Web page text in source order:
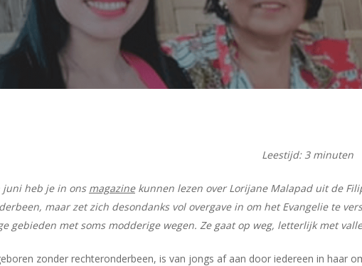
Leestijd: 3 minuten
juni heb je in ons magazinekunnen lezen over Lorijane Malapad uit de
maar zet zich desondanks vol overgave in om het Evangelie te
gebieden met soms modderige wegen. Ze gaat op weg, letterlijk met
zonder rechteronderbeen, is van jongs af aan door iedereen in haar